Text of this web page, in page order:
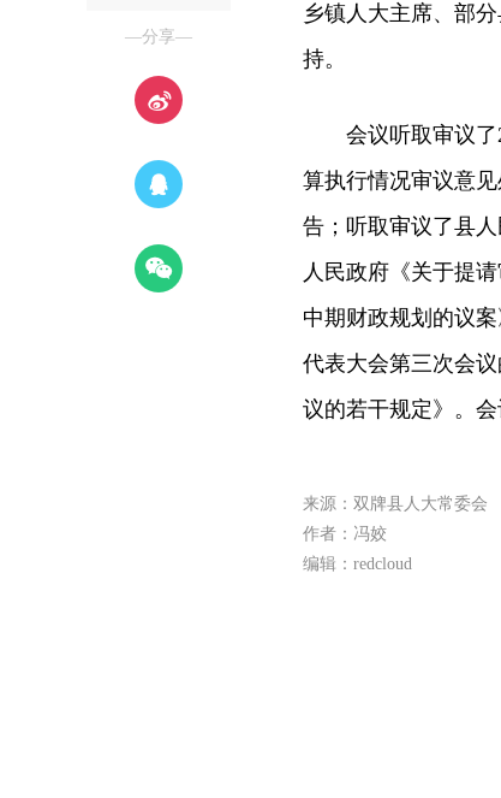
—分享—
乡镇人大主席、部
持。
会议听取审议了
算执行情况审议意
告；听取审议了县
人民政府《关于提
中期财政规划的议
代表大会第三次会
议的若干规定》。
来源：双牌县人大常委会
作者：冯姣
编辑：redcloud